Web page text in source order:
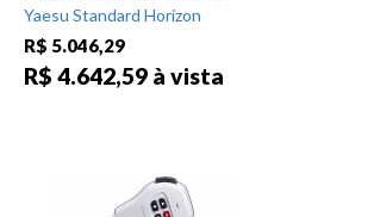
Yaesu Standard Horizon
R$ 5.046,29
R$ 4.642,59 à vista